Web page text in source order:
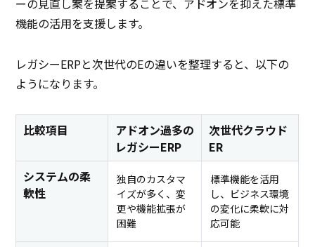
機能の活用を支援します。
レガシーERPと次世代のEの違いを整理すると、以下の
ようになります。
比較項目
アドオン過多の
レガシーERP
次世代クラウド
ER
システムの柔
軟性
独自のカスタマ
イズが多く、変
更や機能拡張が
困難
標準機能を活用
し、ビジネス環境
の変化に柔軟に対
応可能